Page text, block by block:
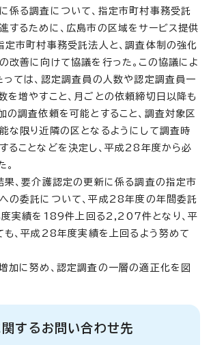
係る調査について、指定市町村事務受託
するために、広島市の区域をサービス提供
市町村事務受託法人と、調査体制の強化
改善に向けて協議を行った。この協議によ
っては、認定調査員の人数や認定調査員一
を増やすこと、月ごとの依頼締切日以降も
の調査依頼を可能とすること、調査対象区
な限り近隣の区となるようにして調査時
ることなどを決定し、平成28年度から必
果、要介護認定の更新に係る調査の指定市
の委託について、平成28年度の年間委託
実績を189件上回る2,207件となり、平
、平成28年度実績を上回るよう努めて
加に努め、認定調査の一層の適正化を図
関するお問い合わせ先